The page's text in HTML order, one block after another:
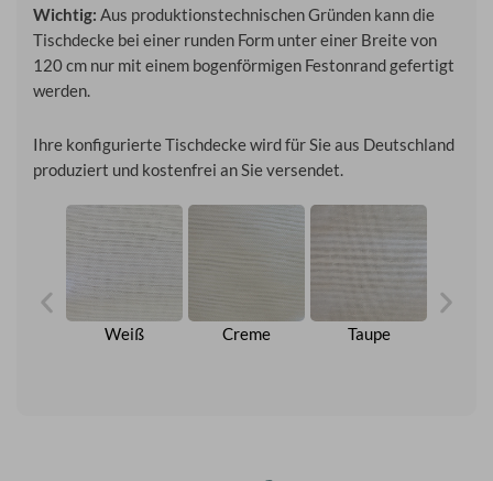
Wichtig: Aus produktionstechnischen Gründen kann die
Tischdecke bei einer runden Form unter einer Breite von
120 cm nur mit einem bogenförmigen Festonrand gefertigt
werden.
Ihre konfigurierte Tischdecke wird für Sie aus Deutschland
produziert und kostenfrei an Sie versendet.
Weiß Creme Taupe